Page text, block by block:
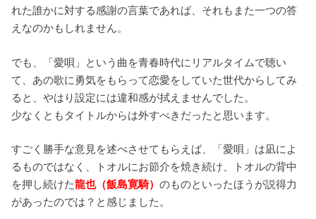
れた誰かに対する感謝の言葉であれば、それもまた一つの答
えなのかもしれません。
でも、「愛唄」という曲を青春時代にリアルタイムで聴い
て、あの歌に勇気をもらって恋愛をしていた世代からしてみ
ると、やはり設定には違和感が拭えませんでした。
少なくともタイトルからは外すべきだったと思います。
すごく勝手な意見を述べさせてもらえば、「愛唄」は凪によ
るものではなく、トオルにお節介を焼き続け、トオルの背中
を押し続けた龍也（飯島寛騎）のものといったほうが説得力
があったのでは？と感じました。